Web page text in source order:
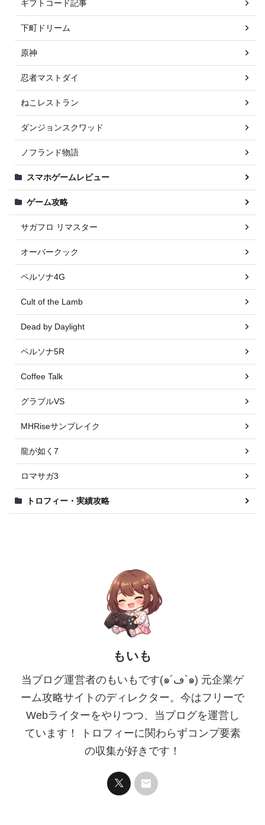
ギフトコード記事
下町ドリーム
原神
忍者マストダイ
ねこレストラン
ダンジョンスクワッド
ノフランド物語
スマホゲームレビュー
ゲーム攻略
サガフロ リマスター
オーバークック
ペルソナ4G
Cult of the Lamb
Dead by Daylight
ペルソナ5R
Coffee Talk
グラブルVS
MHRiseサンブレイク
龍が如く7
ロマサガ3
トロフィー・実績攻略
もいも
当ブログ運営者のもいもです(๑´ڡ`๑) 元企業ゲ
ーム攻略サイトのディレクター。今はフリーで
Webライターをやりつつ、当ブログを運営し
ています！ トロフィーに関わらずコンプ要素
の収集が好きです！